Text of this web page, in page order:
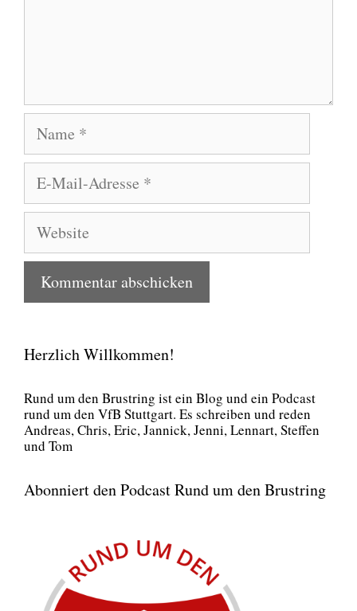
Name
E-
Mail-
Adresse
Website
Herzlich Willkommen!
Rund um den Brust­ring ist ein Blog und ein Pod­cast
rund um den VfB Stutt­gart. Es schrei­ben und reden
Andre­as, Chris, Eric, Jan­nick, Jen­ni, Lenn­art, Stef­fen
und Tom
Abonniert den Podcast Rund um den Brustring